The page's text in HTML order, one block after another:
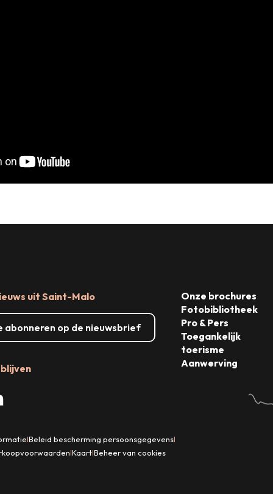
uit Saint-Malo
abonneren op de nieuwsbrief
Onze brochures
Fotobibliotheek
Pro & Pers
Toegankelijk
toerisme
Aanwerving
|Beleid bescherming persoonsgegevens|
|Kaart|Beheer van cookies